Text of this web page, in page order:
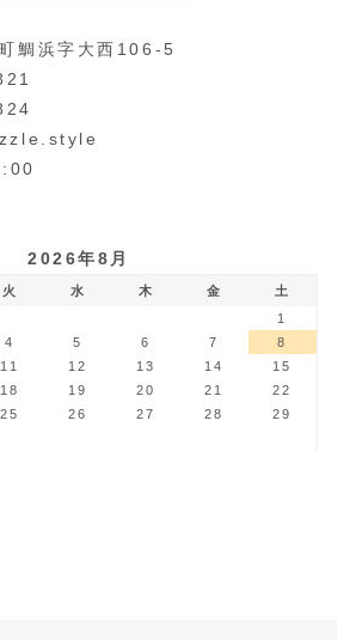
鯛浜字大西106-5
2026年8月
火 水 木 金
土
1
4 5 6 7
8
11 12 13 14
15
18 19 20 21
22
25 26 27 28
29